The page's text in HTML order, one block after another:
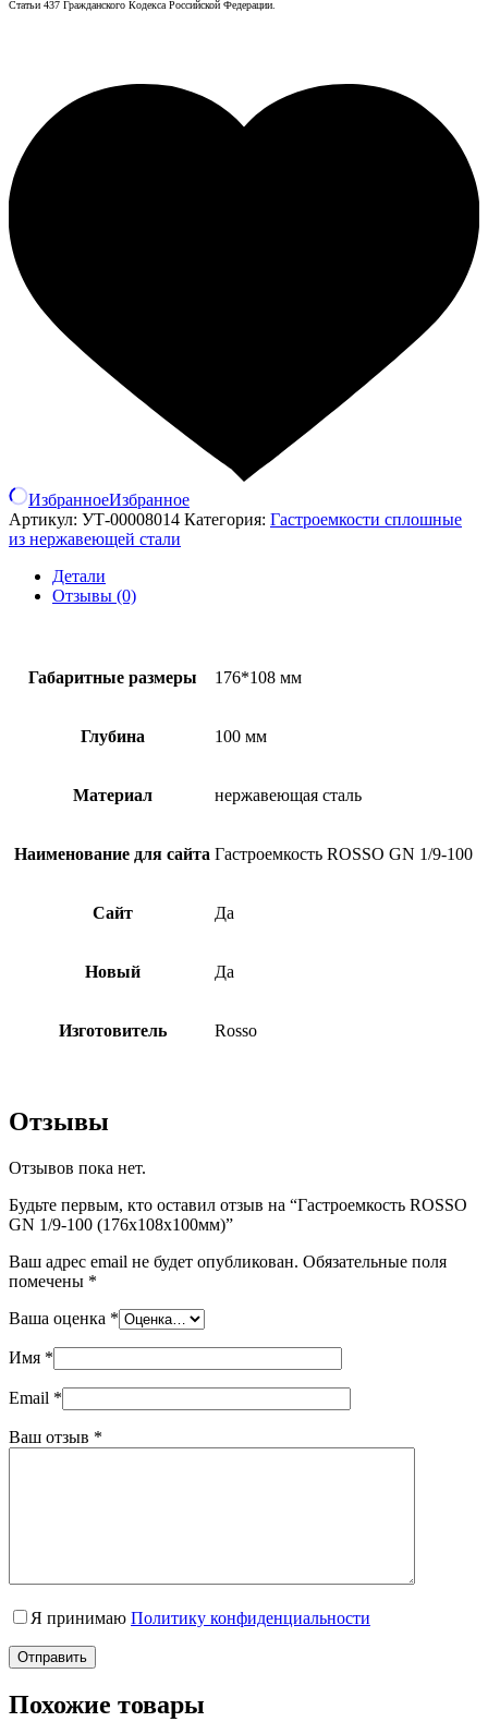
Статьи 437 Гражданского Кодекса Российской Федерации.
ИзбранноеИзбранное
Артикул: УТ-00008014 Категория: Гастроемкости сплошные
из нержавеющей стали
Детали
Отзывы (0)
Габаритные размеры 176*108 мм
Глубина 100 мм
Материал нержавеющая сталь
Наименование для сайта Гастроемкость ROSSO GN 1/9-100
Сайт Да
Новый Да
Изготовитель Rosso
Отзывы
Отзывов пока нет.
Будьте первым, кто оставил отзыв на “Гастроемкость ROSSO
GN 1/9-100 (176х108х100мм)”
Ваш адрес email не будет опубликован. Обязательные поля
помечены *
Ваша оценка *
Имя *
Email *
Ваш отзыв *
Я принимаю Политику конфиденциальности
Отправить
Похожие товары